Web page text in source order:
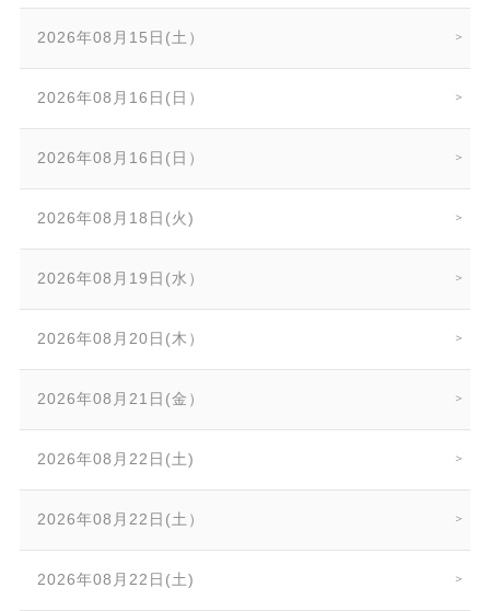
2026年08月15日(土）
2026年08月16日(日）
2026年08月16日(日）
2026年08月18日(火)
2026年08月19日(水）
2026年08月20日(木）
2026年08月21日(金）
2026年08月22日(土)
2026年08月22日(土）
2026年08月22日(土)